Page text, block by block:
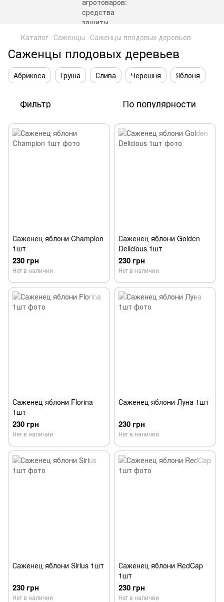
Каталог Саженцы Саженцы плодовых деревьев
Саженцы плодовых деревьев
Абрикоса Груша Слива Черешня Яблоня
Фильтр По популярности
Саженец яблони Champion
1шт
230 грн
Нет в наличии
Саженец яблони Golden
Delicious 1шт
230 грн
Нет в наличии
Саженец яблони Florina
1шт
230 грн
Нет в наличии
Саженец яблони Луна 1шт
230 грн
Нет в наличии
Саженец яблони Sirius 1шт
230 грн
Нет в наличии
Саженец яблони RedCap
1шт
230 грн
Нет в наличии